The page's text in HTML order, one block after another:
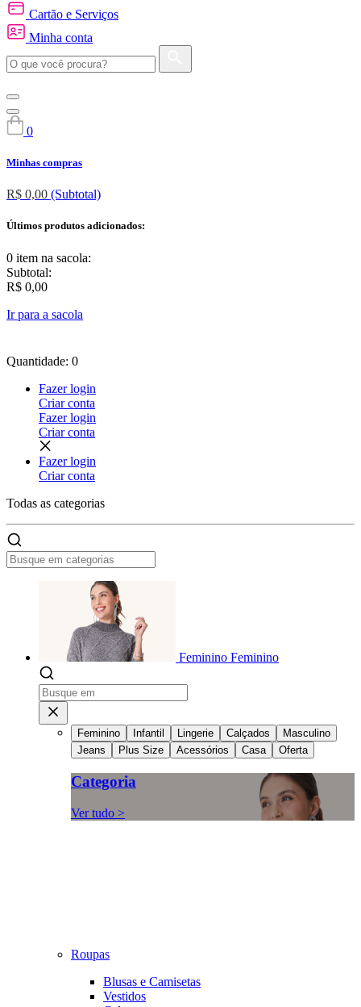
Cartão e Serviços
Minha conta
0
Minhas compras
R$ 0,00 (Subtotal)
Últimos produtos adicionados:
0 item na sacola:
Subtotal:
R$ 0,00
Ir para a sacola
Quantidade: 0
Fazer login
Criar conta
Fazer login
Criar conta
Fazer login
Criar conta
Todas as categorias
Feminino Feminino
Feminino Infantil Lingerie Calçados
Masculino
Jeans
Plus Size Acessórios Casa Oferta
Categoria
Ver tudo >
Roupas
Blusas e Camisetas
Vestidos